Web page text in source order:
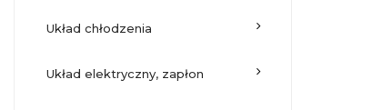
układ chłodzenia
układ elektryczny, zapłon